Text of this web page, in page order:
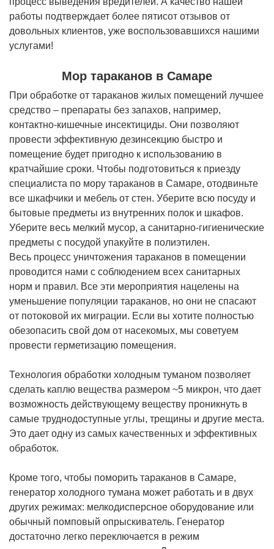
работы подтверждает более пятисот отзывов от
довольных клиентов, уже воспользовавшихся нашими
услугами!
Мор тараканов в Самаре
При обработке от тараканов жилых помещений лучшее
средство – препараты без запахов, например,
контактно-кишечные инсектициды. Они позволяют
провести эффективную дезинсекцию быстро и
помещение будет пригодно к использованию в
кратчайшие сроки. Чтобы подготовиться к приезду
специалиста по мору тараканов в Самаре, отодвиньте
все шкафчики и мебель от стен. Уберите всю посуду и
бытовые предметы из внутренних полок и шкафов.
Уберите весь мелкий мусор, а санитарно-гигиенические
предметы с посудой упакуйте в полиэтилен.
Весь процесс уничтожения тараканов в помещении
проводится нами с соблюдением всех санитарных
норм и правил. Все эти мероприятия нацелены на
уменьшение популяции тараканов, но они не спасают
от потоковой их миграции. Если вы хотите полностью
обезопасить свой дом от насекомых, мы советуем
провести герметизацию помещения.
Технология обработки холодным туманом позволяет
сделать каплю вещества размером ~5 микрон, что дает
возможность действующему веществу проникнуть в
самые труднодоступные углы, трещины и другие места.
Это дает одну из самых качественных и эффективных
обработок.
Кроме того, чтобы поморить тараканов в Самаре,
генератор холодного тумана может работать и в двух
других режимах: мелкодисперсное оборудование или
обычный помповый опрыскиватель. Генератор
достаточно легко переключается в режим